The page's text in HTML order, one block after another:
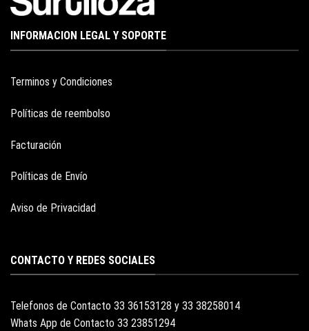
INFORMACION LEGAL Y SOPORTE
Terminos y Condiciones
Políticas de reembolso
Facturación
Políticas de Envío
Aviso de Privacidad
CONTACTO Y REDES SOCIALES
Telefonos de Contacto 33 36153128 y 33 38258014
Whats App de Contacto 33 23851294